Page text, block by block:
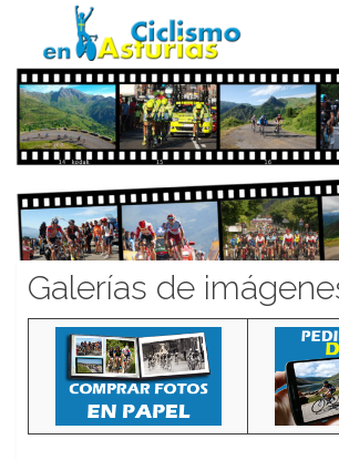
CICLISMO EN ASTURIAS
Galerías de